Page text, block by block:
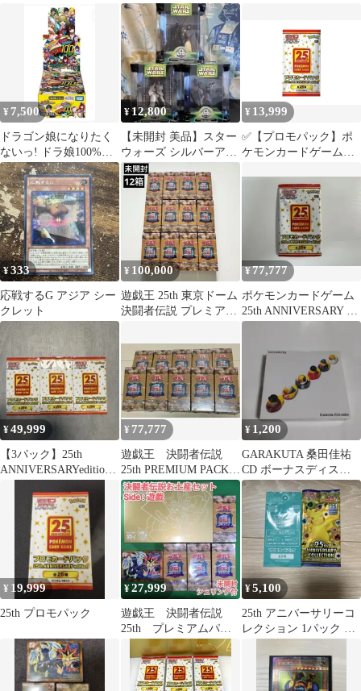
ーズTCG キャラプレミ
アムパック ドラゴン娘
になりたくないっ! 文
化祭だョ!全員集合!!ド
ラ娘100%パック DM26-
EX3 佐賀
サリーコレクション プ
ロモパック
¥ 7,500
ドラゴン娘になりたく
ないっ! ドラ娘100%パ
ック
¥12,800
【未開封 美品】スター
ウォーズ シルバーアニ
バーサリー 全3種 トミ
ー版 コンプ
¥ 13,999
✅【プロモパック】ポ
ケモンカードゲーム
edition プロモカードパ
ック（ランダム1枚入
¥333
応戦するG アジア シー
クレット
¥ 100,000
遊戯王 25th 東京ドーム
決闘者伝説 プレミアム
¥77,777
ポケモンカードゲーム
25th ANNIVERSARY プ
ロモカードパック
¥49,999
【3パック】25th
ANNIVERSARYedition
¥ 77,777
遊戯王 決闘者伝説
25th PREMIUM PACK
10BOX
¥ 1,200
GARAKUTA 桑田佳祐
CD ボーナスディスク
付き
¥ 19,999
25th プロモパック
¥27,999
遊戯王 決闘者伝説
25th プレミアムパッ
ク＆復刻スターター
EX スーベニア遊戯
¥5,100
25th アニバーサリーコ
レクション 1パック プ